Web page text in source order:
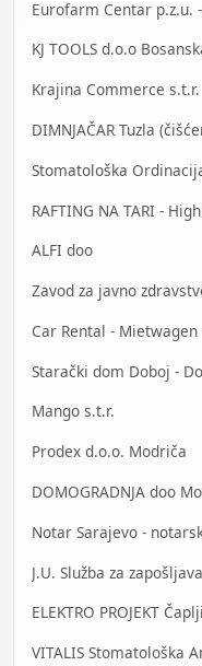
Eurofarm Centar p.z.u.
KJ TOOLS d.o.o
Krajina Commerce s.t.r.
DIMNJAČAR Tuzla
Stomatološka
RAFTING NA TARI -
ALFI doo
Zavod za javno
Mango s.t.r.
Prodex d.o.o. Modriča
DOMOGRADNJA doo
ELEKTRO PROJEKT
VITALIS Stomatološka